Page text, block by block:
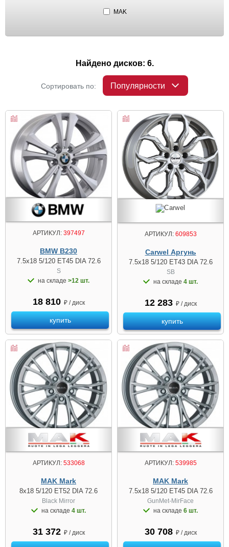
MAK
Найдено дисков: 6.
Сортировать по: Популярности
АРТИКУЛ:397497
BMW B230
7.5x18 5/120 ET45 DIA 72.6
S
на складе >12 шт.
18 810 ₽ / диск
купить
АРТИКУЛ:609853
Carwel Аргунь
7.5x18 5/120 ET43 DIA 72.6
SB
на складе 4 шт.
12 283 ₽ / диск
купить
АРТИКУЛ:533068
MAK Mark
8x18 5/120 ET52 DIA 72.6
Black Mirror
на складе 4 шт.
31 372 ₽ / диск
АРТИКУЛ:539985
MAK Mark
7.5x18 5/120 ET45 DIA 72.6
GunMet-MirFace
на складе 6 шт.
30 708 ₽ / диск